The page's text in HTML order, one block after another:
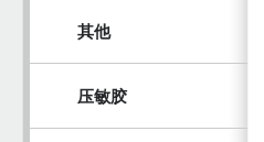
其他
压敏胶